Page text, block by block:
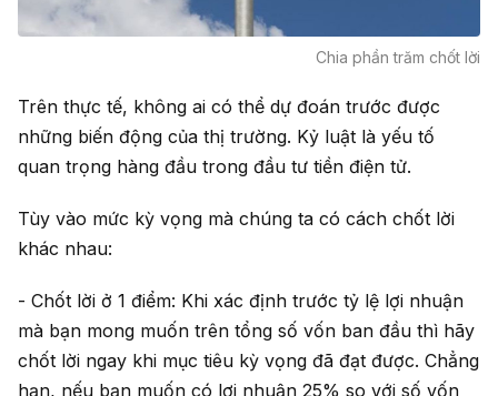
Chia phần trăm chốt lời
Trên thực tế, không ai có thể dự đoán trước được
những biến động của thị trường. Kỷ luật là yếu tố
quan trọng hàng đầu trong đầu tư tiền điện tử.
Tùy vào mức kỳ vọng mà chúng ta có cách chốt lời
khác nhau:
- Chốt lời ở 1 điểm: Khi xác định trước tỷ lệ lợi nhuận
mà bạn mong muốn trên tổng số vốn ban đầu thì hãy
chốt lời ngay khi mục tiêu kỳ vọng đã đạt được. Chẳng
hạn, nếu bạn muốn có lợi nhuận 25% so với số vốn